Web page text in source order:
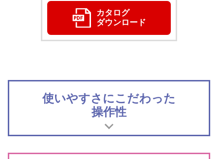
カタログ
ダウンロード
使いやすさにこだわった
操作性
も安定走行。